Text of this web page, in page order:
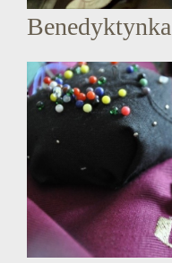
Benedyktynka